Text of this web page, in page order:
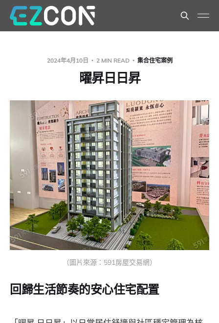
2024年4月10日 2 MIN READ 集合住宅案例
曜昇日日昇
（圖片來源：591房屋交易網）
回歸生活節奏的安心住宅配置